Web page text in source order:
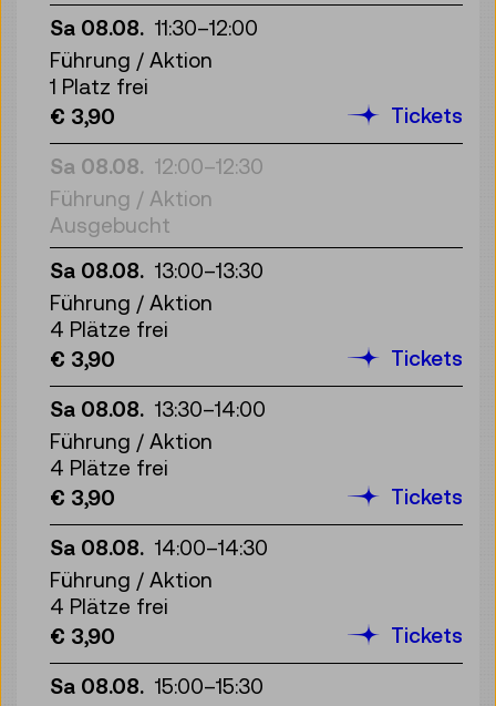
Sa 08.08. 11:30–12:00
Führung / Aktion
1 Platz frei
€ 3,90
Tickets
Sa 08.08. 12:00–12:30
Führung / Aktion
Ausgebucht
Sa 08.08. 13:00–13:30
Führung / Aktion
4 Plätze frei
€ 3,90
Tickets
Sa 08.08. 13:30–14:00
Führung / Aktion
4 Plätze frei
€ 3,90
Tickets
Sa 08.08. 14:00–14:30
Führung / Aktion
4 Plätze frei
€ 3,90
Tickets
Sa 08.08. 15:00–15:30